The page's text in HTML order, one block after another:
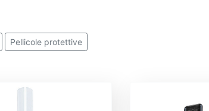
Pellicole protettive